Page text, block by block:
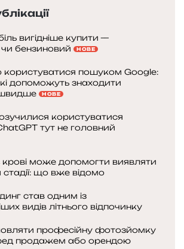
вигідніше купити —
бензиновий
НОВЕ
користуватися пошуком Google:
допоможуть знаходити
НОВЕ
користуватися
тут не головний
крові може допомогти виявляти
стадії: що вже відомо
став одним із
видів літнього відпочинку
професійну фотозйомку
продажем або орендою